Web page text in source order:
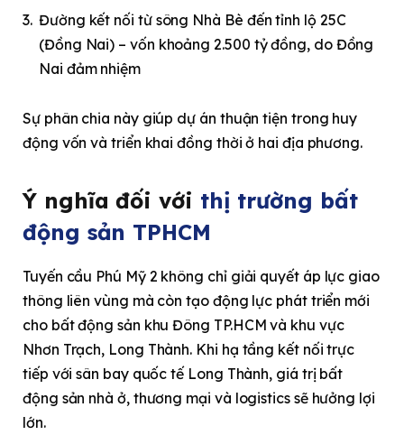
Đường kết nối từ sông Nhà Bè đến tỉnh lộ 25C
(Đồng Nai) – vốn khoảng 2.500 tỷ đồng, do Đồng
Nai đảm nhiệm
Sự phân chia này giúp dự án thuận tiện trong huy
động vốn và triển khai đồng thời ở hai địa phương.
Ý nghĩa đối với thị trường bất
động sản TPHCM
Tuyến cầu Phú Mỹ 2 không chỉ giải quyết áp lực giao
thông liên vùng mà còn tạo động lực phát triển mới
cho bất động sản khu Đông TP.HCM và khu vực
Nhơn Trạch, Long Thành. Khi hạ tầng kết nối trực
tiếp với sân bay quốc tế Long Thành, giá trị bất
động sản nhà ở, thương mại và logistics sẽ hưởng lợi
lớn.